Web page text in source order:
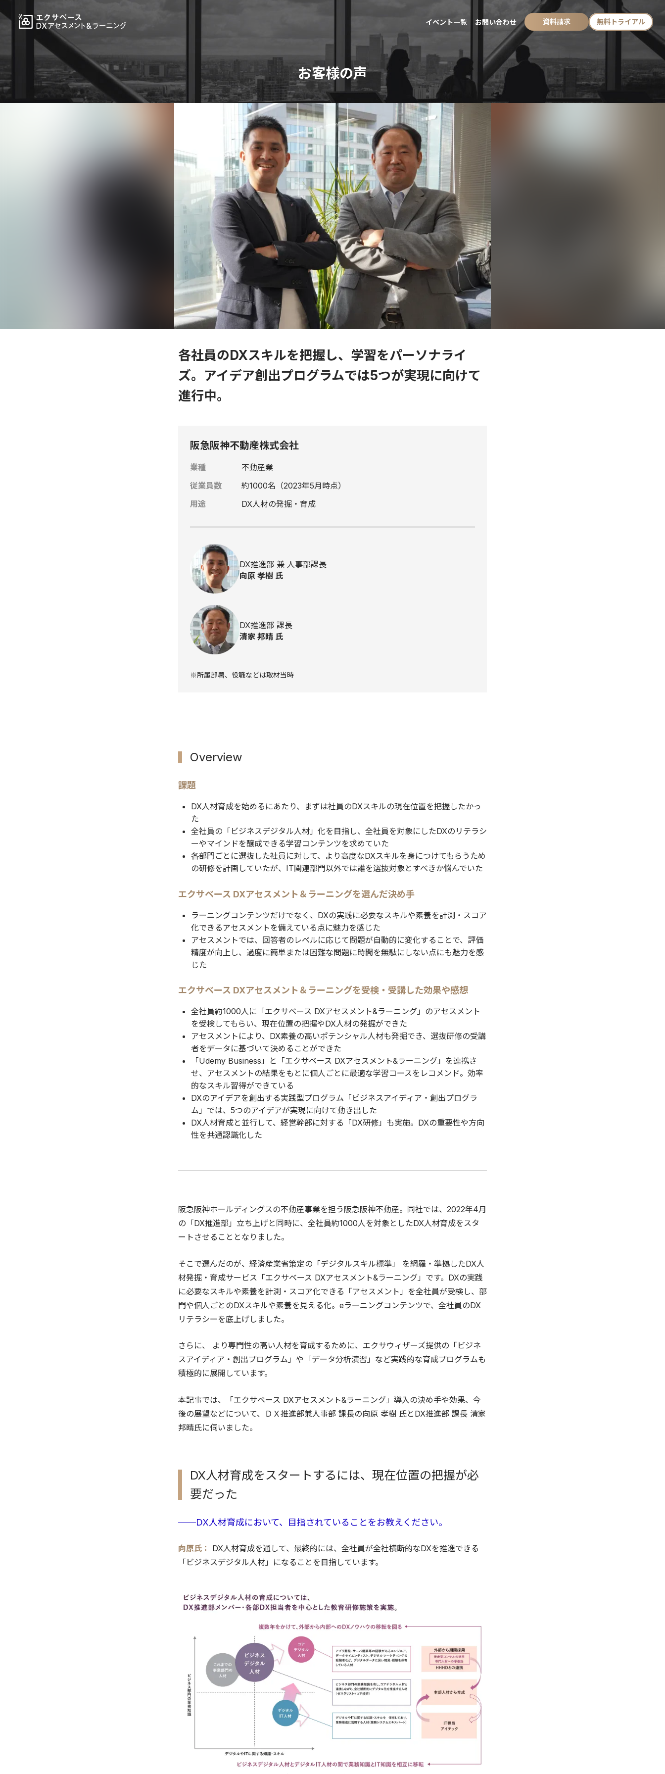
イベント一覧 お問い合わせ 資料請求 無料トライアル
お客様の声
各社員のDXスキルを把握し、学習をパーソナライ
ズ。アイデア創出プログラムでは5つが実現に向けて
進行中。
阪急阪神不動産株式会社
業種
不動産業
従業員数
約1000名（2023年5月時点）
用途
DX人材の発掘・育成
DX推進部 兼 人事部課長
向原 孝樹 氏
DX推進部 課長
清家 邦晴 氏
※所属部署、役職などは取材当時
Overview
課題
DX人材育成を始めるにあたり、まずは社員のDXスキルの現在位置を把握したかっ
た
全社員の「ビジネスデジタル人材」化を目指し、全社員を対象にしたDXのリテラシ
ーやマインドを醸成できる学習コンテンツを求めていた
各部門ごとに選抜した社員に対して、より高度なDXスキルを身につけてもらうため
の研修を計画していたが、IT関連部門以外では誰を選抜対象とすべきか悩んでいた
エクサベース DXアセスメント＆ラーニングを選んだ決め手
ラーニングコンテンツだけでなく、DXの実践に必要なスキルや素養を計測・スコア
化できるアセスメントを備えている点に魅力を感じた
アセスメントでは、回答者のレベルに応じて問題が自動的に変化することで、評価
精度が向上し、過度に簡単または困難な問題に時間を無駄にしない点にも魅力を感
じた
エクサベース DXアセスメント＆ラーニングを受検・受講した効果や感想
全社員約1000人に「エクサベース DXアセスメント&ラーニング」のアセスメント
を受検してもらい、現在位置の把握やDX人材の発掘ができた
アセスメントにより、DX素養の高いポテンシャル人材も発掘でき、選抜研修の受講
者をデータに基づいて決めることができた
「Udemy Business」と「エクサベース DXアセスメント&ラーニング」を連携さ
せ、アセスメントの結果をもとに個人ごとに最適な学習コースをレコメンド。効率
的なスキル習得ができている
DXのアイデアを創出する実践型プログラム「ビジネスアイディア・創出プログラ
ム」では、5つのアイデアが実現に向けて動き出した
DX人材育成と並行して、経営幹部に対する「DX研修」も実施。DXの重要性や方向
性を共通認識化した
阪急阪神ホールディングスの不動産事業を担う阪急阪神不動産。同社では、2022年4月
の「DX推進部」立ち上げと同時に、全社員約1000人を対象としたDX人材育成をスタ
ートさせることとなりました。
そこで選んだのが、経済産業省策定の「デジタルスキル標準」 を網羅・準拠したDX人
材発掘・育成サービス「エクサベース DXアセスメント&ラーニング」です。DXの実践
に必要なスキルや素養を計測・スコア化できる「アセスメント」を全社員が受検し、部
門や個人ごとのDXスキルや素養を見える化。eラーニングコンテンツで、全社員のDX
リテラシーを底上げしました。
さらに、 より専門性の高い人材を育成するために、エクサウィザーズ提供の「ビジネ
スアイディア・創出プログラム」や「データ分析演習」など実践的な育成プログラムも
積極的に展開しています。
本記事では、「エクサベース DXアセスメント&ラーニング」導入の決め手や効果、今
後の展望などについて、ＤＸ推進部兼人事部 課長の向原 孝樹 氏とDX推進部 課長 清家
邦晴氏に伺いました。
DX人材育成をスタートするには、現在位置の把握が必
要だった
──DX人材育成において、目指されていることをお教えください。
向原氏：
DX人材育成を通して、最終的には、全社員が全社横断的なDXを推進できる
「ビジネスデジタル人材」になることを目指しています。